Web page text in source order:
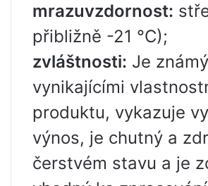
mrazuvzdornost:
přibližně -21 °C);
zvláštnosti: Je
vynikajícími
produktu, vykazuje
výnos, je chutný a
čerstvém stavu a je